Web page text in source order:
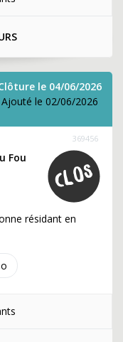
le 04/06/2026
Ajouté le 02/06/2026
369456
Fou
résidant en